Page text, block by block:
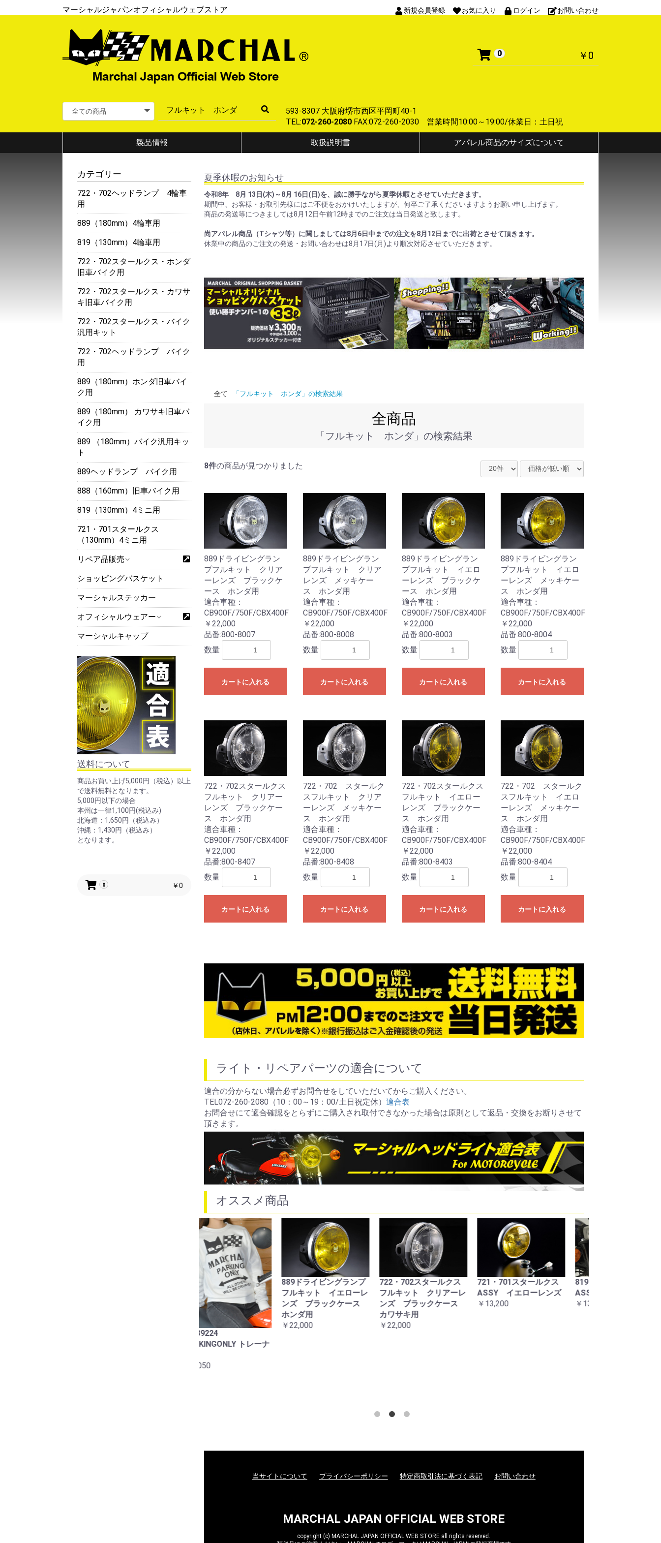
マーシャルジャパンオフィシャルウェブストア 新規会員登録 お気に入り ログイン お問い合わせ
0 ￥0
593-8307 大阪府堺市西区平岡町40-1
TEL:072-260-2080 FAX:072-260-2030 営業時間10:00～19:00/休業日：土日祝
製品情報 取扱説明書 アパレル商品のサイズについて
カテゴリー
722・702ヘッドランプ 4輪車
用
889（180mm）4輪車用
819（130mm）4輪車用
722・702スタールクス・ホンダ
旧車バイク用
722・702スタールクス・カワサ
キ旧車バイク用
722・702スタールクス・バイク
汎用キット
722・702ヘッドランプ バイク
用
889（180mm）ホンダ旧車バイ
ク用
889（180mm） カワサキ旧車バ
イク用
889 （180mm）バイク汎用キッ
ト
889ヘッドランプ バイク用
888（160mm）旧車バイク用
819（130mm）4ミニ用
721・701スタールクス
（130mm）4ミニ用
リペア品販売
ショッピングバスケット
マーシャルステッカー
オフィシャルウェアー
マーシャルキャップ
送料について
商品お買い上げ5,000円（税込）以上
で送料無料となります。
5,000円以下の場合
本州は一律1,100円(税込み)
北海道：1,650円（税込み）
沖縄：1,430円（税込み）
となります。
0 ￥0
夏季休暇のお知らせ
令和8年 8月 13日(木)～8月 16日(日)を、誠に勝手ながら夏季休暇とさせていただきます。
期間中、お客様・お取引先様にはご不便をおかけいたしますが、何卒ご了承くださいますようお願い申し上げます。
商品の発送等につきましては8月12日午前12時までのご注文は当日発送と致します。
尚アパレル商品（Tシャツ等）に関しましては8月6日中までの注文を8月12日までに出荷とさせて頂きます。
休業中の商品のご注文の発送・お問い合わせは8月17日(月)より順次対応させていただきます。
全て 「フルキット ホンダ」の検索結果
全商品
「フルキット ホンダ」の検索結果
8件の商品が見つかりました
889ドライビングラン
プフルキット クリア
ーレンズ ブラックケ
ース ホンダ用
適合車種：
CB900F/750F/CBX400F
￥22,000
品番:800-8007
数量
カートに入れる
889ドライビングラン
プフルキット クリア
レンズ メッキケー
ス ホンダ用
適合車種：
CB900F/750F/CBX400F
￥22,000
品番:800-8008
数量
カートに入れる
889ドライビングラン
プフルキット イエロ
ーレンズ ブラックケ
ース ホンダ用
適合車種：
CB900F/750F/CBX400F
￥22,000
品番:800-8003
数量
カートに入れる
889ドライビングラン
プフルキット イエロ
ーレンズ メッキケー
ス ホンダ用
適合車種：
CB900F/750F/CBX400F
￥22,000
品番:800-8004
数量
カートに入れる
722・702スタールクス
フルキット クリアー
レンズ ブラックケー
ス ホンダ用
適合車種：
CB900F/750F/CBX400F
￥22,000
品番:800-8407
数量
カートに入れる
722・702 スタールク
スフルキット クリア
ーレンズ メッキケー
ス ホンダ用
適合車種：
CB900F/750F/CBX400F
￥22,000
品番:800-8408
数量
カートに入れる
722・702スタールクス
フルキット イエロー
レンズ ブラックケー
ス ホンダ用
適合車種：
CB900F/750F/CBX400F
￥22,000
品番:800-8403
数量
カートに入れる
722・702 スタールク
スフルキット イエロ
ーレンズ メッキケー
ス ホンダ用
適合車種：
CB900F/750F/CBX400F
￥22,000
品番:800-8404
数量
カートに入れる
お買い物を続ける カートへ進む
ライト・リペアパーツの適合について
適合の分からない場合必ずお問合せをしていただいてからご購入ください。
TEL072-260-2080（10：00～19：00/土日祝定休） 適合表
お問合せにて適合確認をとらずにご購入され取付できなかった場合は原則として返品・交換をお断りさせて
頂きます。
オススメ商品
889ドライビングランプ
フルキット イエローレ
ンズ ブラックケース
ホンダ用
￥22,000
722・702スタールクス
フルキット クリアーレ
ンズ ブラックケース
カワサキ用
￥22,000
721・701スタールクス
ASSY イエローレンズ
￥13,200
819ドライビングランプ
ASSY クリアーレンズ
￥13,200
当サイトについて プライバシーポリシー 特定商取引法に基づく表記 お問い合わせ
MARCHAL JAPAN OFFICIAL WEB STORE
copyright (c) MARCHAL JAPAN OFFICIAL WEB STORE all rights reserved.